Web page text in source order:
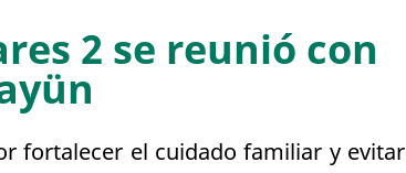
2 se reunió con
fortalecer el cuidado familiar y evitar